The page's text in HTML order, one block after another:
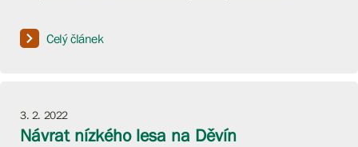
Celý článek
3. 2. 2022
Návrat nízkého lesa na Děvín